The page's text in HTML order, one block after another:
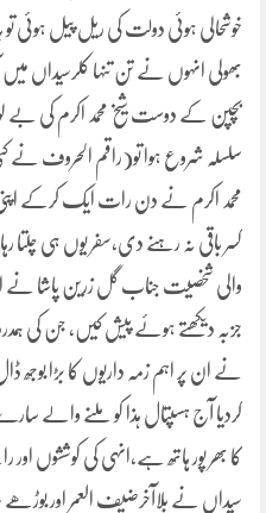
خوشحالی ہوئی دولت کی ریل پیل ہوئی تو
بھولی انہوں نے تن تنہا کلرسیداں میں
بچپن کے دوست شیخ محمد اکرم کی
سلسلہ شروع ہوا تو(راقم الحروف نے
محمد اکرم نے دن رات ایک کرکے اپنی
کسر باقی نہ رہنے دی،سفر یوں ہی چلتا
والی شخصیت جناب گل زرین پاشا نے
جزبہ دیکھتے ہوئے پیش کیں، جن کی
نے ان پر اہم زمہ داریوں کا بڑا بوجھ ڈال
کردیا آج ہسپتال ہذا کو ملنے والے
کا بھر پور ہاتھ ہے،انہی کی کوششوں اور
سیداں نے بلاآخرضیف العمر اور